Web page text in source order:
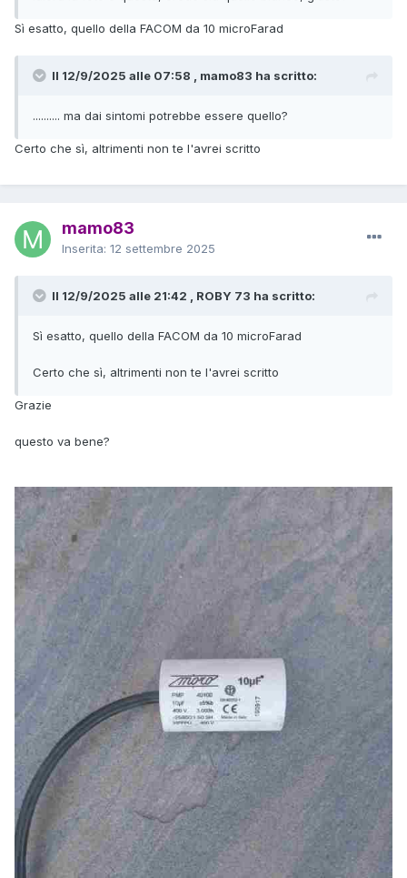
Sì esatto, quello della FACOM da 10 microFarad
Il 12/9/2025 alle 07:58 , mamo83 ha scritto:
.......... ma dai sintomi potrebbe essere quello?
Certo che sì, altrimenti non te l'avrei scritto
mamo83
Inserita: 12 settembre 2025
Il 12/9/2025 alle 21:42 , ROBY 73 ha scritto:
Sì esatto, quello della FACOM da 10 microFarad
Certo che sì, altrimenti non te l'avrei scritto
Grazie
questo va bene?